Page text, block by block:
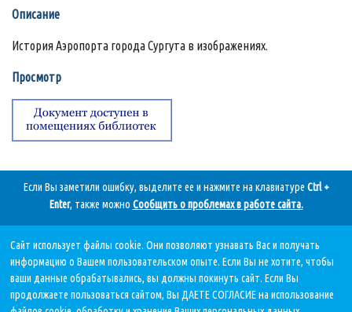
Описание
История Аэропорта города Сургута в изображениях.
Просмотр
Если Вы заметили ошибку, выделите ее и нажмите на клавиатуре Ctrl +
Enter, также можно Сообщить о проблемах в работе сайта.
Дата последнего обновления:
07.08.2026, в 11 59.
Сайт использует файлы cookie. Они позволяют узнавать Вас и получать
информацию о Вашем пользовательском опыте. Если Вы не хотите, чтобы
ваши данные обрабатывались, вы должны покинуть сайт. Если Вы
продолжаете пользоваться сайтом, Вы ДАЕТЕ СОГЛАСИЕ на использование